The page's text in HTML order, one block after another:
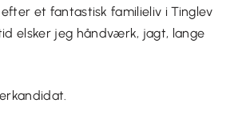
et fantastisk familieliv i Tinglev
elsker jeg håndværk, jagt, lange